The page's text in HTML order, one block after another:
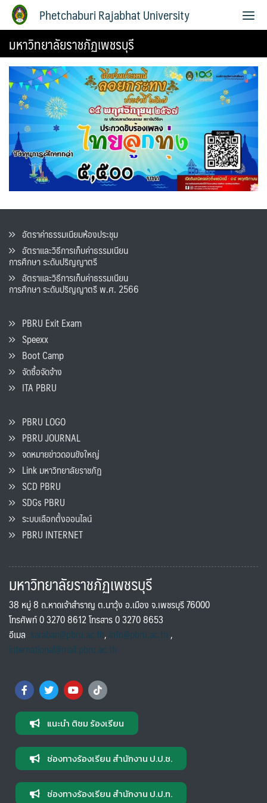
Phetchaburi Rajabhat University
มหาวิทยาลัยราชภัฏเพชรบุรี
อัตราค่าธรรมเนียมห้องประชุม
อัตราและวิธีการเก็บค่าธรรมเนียน
การศึกษา ระดับปริญญาตรี
อัตราและวิธีการเก็บค่าธรรมเนียน
การศึกษา ระดับปริญญาตรี พ.ศ. 2566
PBRU Exit Exam
Speexx
Boot Camp
จัดซื้อจัดจ้าง
ITA PBRU
PBRU LOGO
PBRU JOURNAL
จดหมายข่าวดอนขังใหญ่
Link มหาวิทยาลัยราชภัฏ
SCD PBRU
SDGs PBRU
ระบบเลือกตั้งออนไลน์
PBRU INTERNET
มหาวิทยาลัยราชภัฏเพชรบุรี
38 หมู่ 8 ถ.หาดเจ้าสำราญ ต.นาวุ้ง อ.เมือง จ.เพชรบุรี 76000
โทรศัพท์ 0 3270 8612 โทรสาร 0 3270 8653
อีเมล saraban@pbru.ac.th, info@pbru.ac.th,
international@mail.pbru.ac.th
แนะนำ ติชม ร้องเรียน
ช่องทางร้องเรียน สำนักงาน ป.ป.ช.
ช่องทางร้องเรียน สำนักงาน ป.ป.ท.